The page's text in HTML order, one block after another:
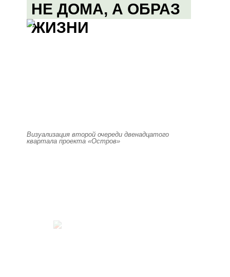
НЕ ДОМА, А ОБРАЗ
ЖИЗНИ
Визуализация второй очереди двенадцатого
квартала проекта «Остров»